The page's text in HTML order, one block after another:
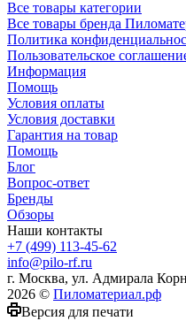
Все товары категории
Все товары бренда
Политика
Пользовательское
Информация
Помощь
Условия оплаты
Условия доставки
Гарантия на товар
Помощь
Блог
Вопрос-ответ
Бренды
Обзоры
Наши контакты
+7 (499) 113-45-62
info@pilo-rf.ru
г. Москва, ул. Адмирала
2026 © Пиломатериал.рф
Версия для печати